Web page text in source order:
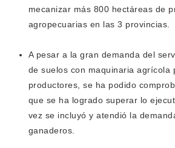
mecanizar más 800 hectáreas de
agropecuarias en las 3 provincias.
A pesar a la gran demanda del
de suelos con maquinaria agrícola
productores, se ha podido
que se ha logrado superar lo
vez se incluyó y atendió la
ganaderos.